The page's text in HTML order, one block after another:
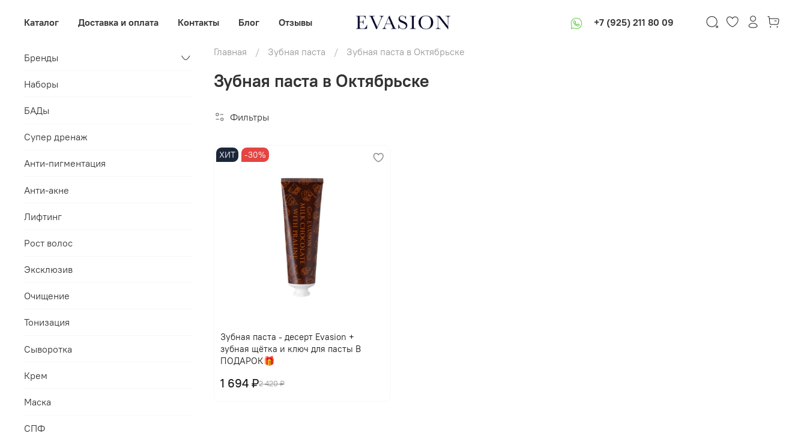
Каталог Доставка и оплата Контакты Блог Отзывы +7 (925) 211 80 09
Главная Зубная паста Зубная паста в Октябрьске
Зубная паста в Октябрьске
Фильтры
ХИТ -30%
Зубная паста - десерт Evasion +
зубная щётка и ключ для пасты В
ПОДАРОК🎁
2 420 ₽
1 694 ₽
В корзину
Бренды
Наборы
БАДы
Супер дренаж
Анти-пигментация
Анти-акне
Лифтинг
Рост волос
Эксклюзив
Очищение
Тонизация
Сыворотка
Крем
Маска
СПФ